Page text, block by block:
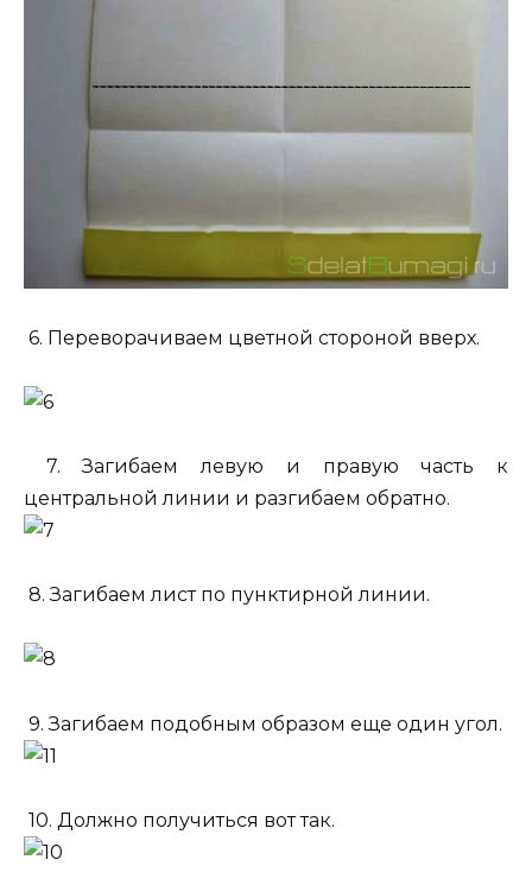
6. Переворачиваем цветной стороной вверх.
7. Загибаем левую и правую часть к
центральной линии и разгибаем обратно.
8. Загибаем лист по пунктирной линии.
9. Загибаем подобным образом еще один угол.
10. Должно получиться вот так.